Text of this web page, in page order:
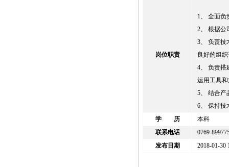
岗位职责
1、 全面负
2、 根据公
3、 负责技
良好的组
4、 负责搭
运用工具
5、 结合产
6、 保持技
学 历
本科
联系电话
0769-
发布日期
2018-01-30